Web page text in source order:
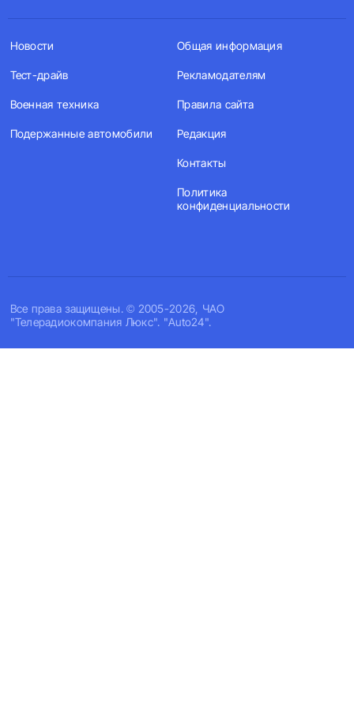
Все права защищены. © 2005-2026, ЧАО
"Телерадиокомпания Люкс". "Auto24".
Новости
Тест-драйв
Военная техника
Подержанные автомобили
Общая информация
Рекламодателям
Правила сайта
Редакция
Контакты
Политика
конфиденциальности